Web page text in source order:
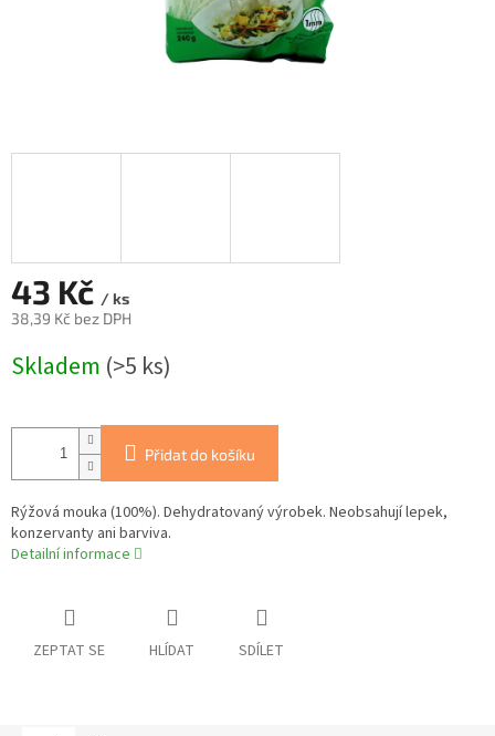
43 Kč / ks
38,39 Kč bez DPH
cena:
Skladem (>5 ks)
Přidat do košíku
Rýžová mouka (100%). Dehydratovaný výrobek. Neobsahují lepek,
konzervanty ani barviva.
Detailní informace
ZEPTAT SE HLÍDAT SDÍLET